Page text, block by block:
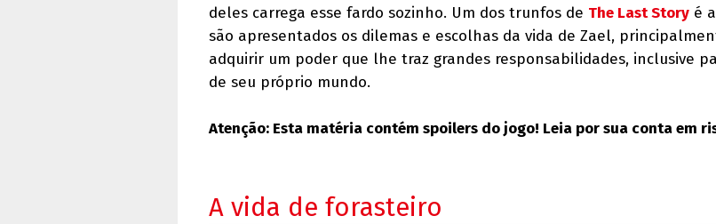
deles carrega esse fardo sozinho. Um dos trunfos de The Last Story é
são apresentados os dilemas e escolhas da vida de Zael,
adquirir um poder que lhe traz grandes responsabilidades, inclusive
de seu próprio mundo.
Atenção: Esta matéria contém spoilers do jogo! Leia por sua conta em
A vida de forasteiro